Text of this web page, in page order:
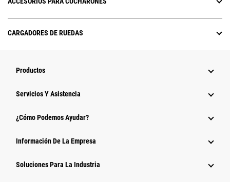
CARGADORES DE RUEDAS
Productos
Servicios Y Asistencia
¿Cómo Podemos Ayudar?
Información De La Empresa
Soluciones Para La Industria